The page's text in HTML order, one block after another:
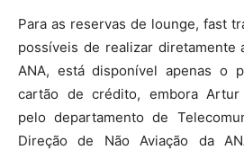
Para as reservas de lounge, fast
possíveis de realizar diretamente
ANA, está disponível apenas o
cartão de crédito, embora Artur
pelo departamento de
Direção de Não Aviação da